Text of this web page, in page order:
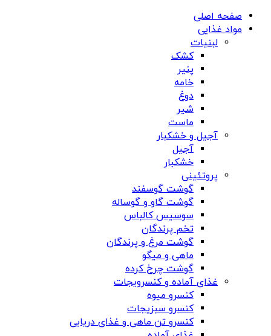
صفحه اصلی
مواد غذایی
لبنیات
کشک
پنیر
خامه
دوغ
شیر
ماست
آجیل و خشکبار
آجیل
خشکبار
پروتئینی
گوشت گوسفند
گوشت گاو و گوساله
سوسیس کالباس
تخم پرندگان
گوشت مرغ و پرندگان
ماهی و میگو
گوشت چرخ کرده
غذای آماده و کنسرویجات
کنسرو میوه
کنسرو سبزیجات
کنسرو تن ماهی و غذای دریایی